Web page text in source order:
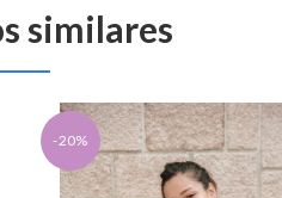
similares
-20%